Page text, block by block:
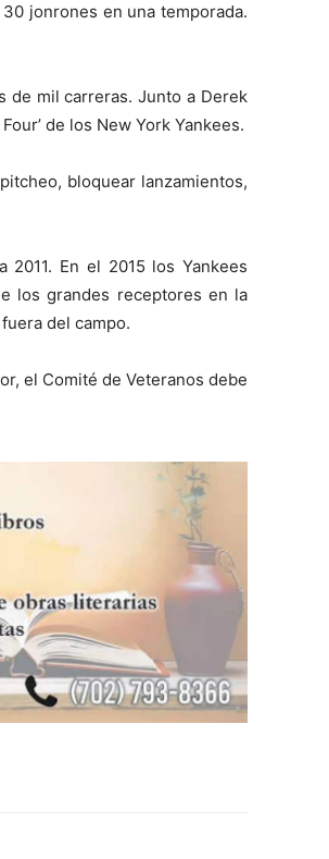
jonrones en una temporada.
de mil carreras. Junto a Derek
de los New York Yankees.
bloquear lanzamientos,
En el 2015 los Yankees
los grandes receptores en la
del campo.
el Comité de Veteranos debe